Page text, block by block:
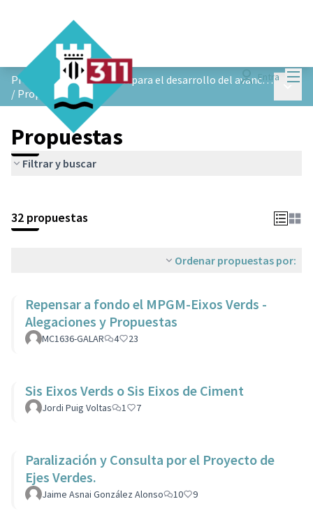
Entra
Proceso de participación para el desarrollo del avance de planeamiento de Ejes Verdes de Castelldefels
/ Propuestas
Propuestas
Filtrar y buscar
32 propuestas
Ordenar propuestas por:
Repensar a fondo el MPGM-Eixos Verds -
Alegaciones y Propuestas
MC1636-GALAR 4 23
Sis Eixos Verds o Sis Eixos de Ciment
Jordi Puig Voltas 1 7
Paralización y Consulta por el Proyecto de
Ejes Verdes.
Jaime Asnai González Alonso 10 9